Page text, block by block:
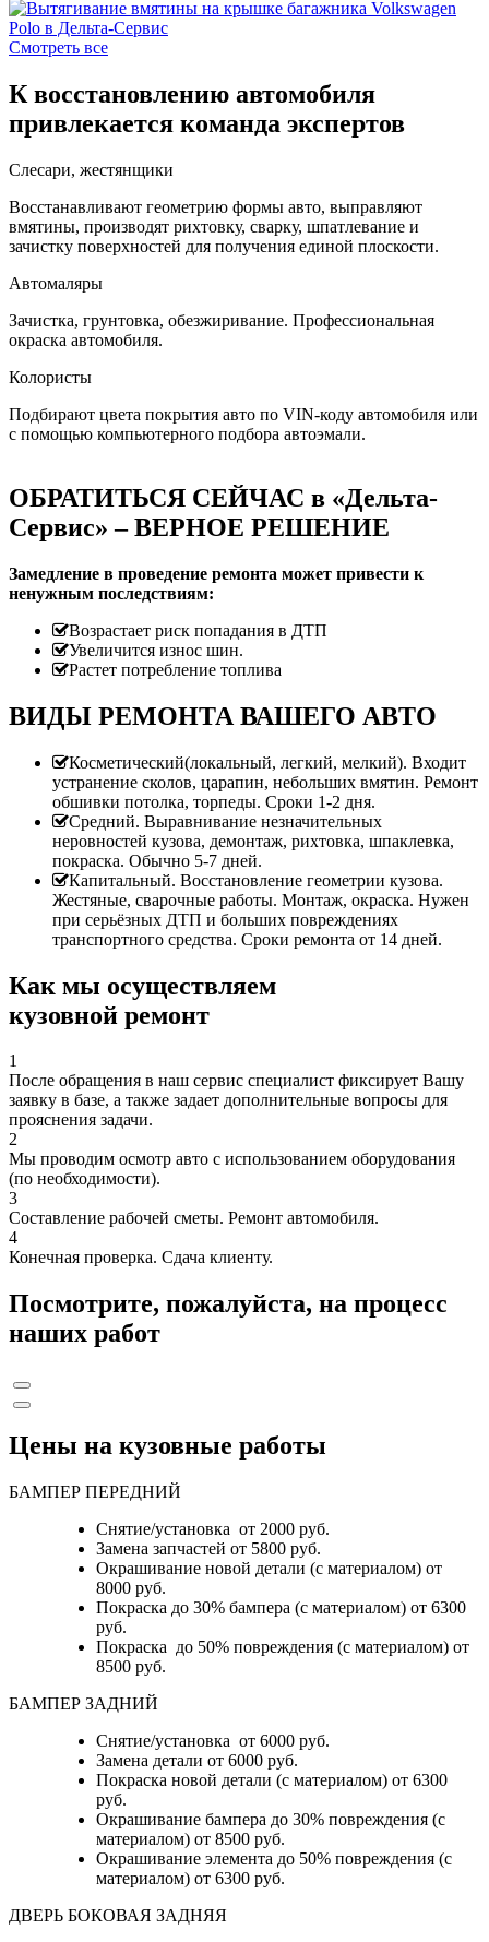
Смотреть все
К восстановлению автомобиля
привлекается команда экспертов
Слесари, жестянщики
Восстанавливают геометрию формы авто, выправляют
вмятины, производят рихтовку, сварку, шпатлевание и
зачистку поверхностей для получения единой плоскости.
Автомаляры
Зачистка, грунтовка, обезжиривание. Профессиональная
окраска автомобиля.
Колористы
Подбирают цвета покрытия авто по VIN-коду автомобиля или
с помощью компьютерного подбора автоэмали.
ОБРАТИТЬСЯ СЕЙЧАС в «Дельта-
Сервис» – ВЕРНОЕ РЕШЕНИЕ
Замедление в проведение ремонта может привести к
ненужным последствиям:
Возрастает риск попадания в ДТП
Увеличится износ шин.
Растет потребление топлива
ВИДЫ РЕМОНТА ВАШЕГО АВТО
Косметический(локальный, легкий, мелкий). Входит
устранение сколов, царапин, небольших вмятин. Ремонт
обшивки потолка, торпеды. Сроки 1-2 дня.
Средний. Выравнивание незначительных
неровностей кузова, демонтаж, рихтовка, шпаклевка,
покраска. Обычно 5-7 дней.
Капитальный. Восстановление геометрии кузова.
Жестяные, сварочные работы. Монтаж, окраска. Нужен
при серьёзных ДТП и больших повреждениях
транспортного средства. Сроки ремонта от 14 дней.
Как мы осуществляем
кузовной ремонт
1
После обращения в наш сервис специалист фиксирует Вашу
заявку в базе, а также задает дополнительные вопросы для
прояснения задачи.
2
Мы проводим осмотр авто с использованием оборудования
(по необходимости).
3
Составление рабочей сметы. Ремонт автомобиля.
4
Конечная проверка. Сдача клиенту.
Посмотрите, пожалуйста, на процесс
наших работ
Цены на кузовные работы
БАМПЕР ПЕРЕДНИЙ
Снятие/установка от 2000 руб.
Замена запчастей от 5800 руб.
Окрашивание новой детали (с материалом) от
8000 руб.
Покраска до 30% бампера (с материалом) от 6300
руб.
Покраска до 50% повреждения (с материалом) от
8500 руб.
БАМПЕР ЗАДНИЙ
Снятие/установка от 6000 руб.
Замена детали от 6000 руб.
Покраска новой детали (с материалом) от 6300
руб.
Окрашивание бампера до 30% повреждения (с
материалом) от 8500 руб.
Окрашивание элемента до 50% повреждения (с
материалом) от 6300 руб.
ДВЕРЬ БОКОВАЯ ЗАДНЯЯ